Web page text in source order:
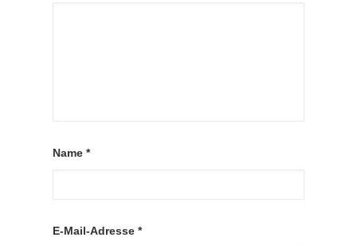
Name *
E-Mail-Adresse *